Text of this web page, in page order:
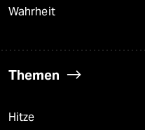
Wahrheit
Themen
Hitze